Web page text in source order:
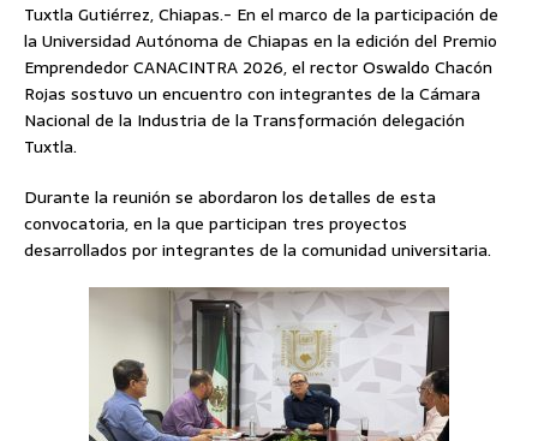
Tuxtla Gutiérrez, Chiapas.- En el marco de la participación de
la Universidad Autónoma de Chiapas en la edición del Premio
Emprendedor CANACINTRA 2026, el rector Oswaldo Chacón
Rojas sostuvo un encuentro con integrantes de la Cámara
Nacional de la Industria de la Transformación delegación
Tuxtla.
Durante la reunión se abordaron los detalles de esta
convocatoria, en la que participan tres proyectos
desarrollados por integrantes de la comunidad universitaria.